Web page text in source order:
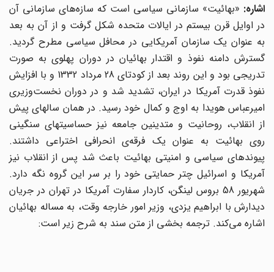
اشاره:«بهائیت» سازمانی سیاسی است که سازه‌های سازمانی آن
در اوایل قرن بیستم در ایالات متحده شکل گرفت و از آن به بعد
به عنوان یک سازمان آمریکایی در محافل سیاسی مطرح گردید.
گسترش دامنه نفوذ و اقتدار بهائیان در دوران پهلوی به صورت
تدریجی بود و این روند بعد از کودتای 28 مرداد 1332 و با افزایش
نفوذ قدرت آمریکا در ایران، تشدید شد و در دوران نخست‌وزیری
امیرعباس هویدا به اوج و کمال خود رسید. در همان سالهای پیش
از انقلاب، روحانیت و متدینین جامعه نیز حساسیتهای سنگینی
روی بهائیت به عنوان یک فرقه‌ی انحرافی اختراعی داشتند.
پیوندهای سیاسی و امنیتی بهائیت باعث شد پس از انقلاب نیز
آمریکا و اسرائیل چتر حمایتی خود را بر سر این گروه نگه دارد.
شهریور 58 بروس لینگن، کاردار سفارت آمریکا در تهران در جریان
دیدارش با ابراهیم یزدی، وزیر امور خارجه وقت، به مساله بهائیان
اشاره می‌کند. ترجمه بخشی از متن سند به شرح زیر است: